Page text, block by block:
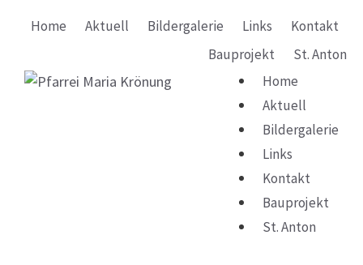
Home Aktuell Bildergalerie Links
Kontakt
Bauprojekt
St. Anton
Home
Aktuell
Bildergalerie
Links
Kontakt
Bauprojekt
St. Anton